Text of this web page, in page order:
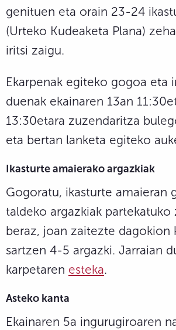
genituen eta orain 23-24
(Urteko Kudeaketa Plana)
iritsi zaigu.
Ekarpenak egiteko gogoa eta
duenak ekainaren 13an
13:30etara zuzendaritza
eta bertan lanketa egiteko
Ikasturte amaierako argazkiak
Gogoratu, ikasturte amaieran
taldeko argazkiak partekatuko
beraz, joan zaitezte dagokion
sartzen 4-5 argazki. Jarraian
karpetaren esteka.
Asteko kanta
Ekainaren 5a ingurugiroaren